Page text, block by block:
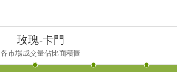
玫瑰-卡門
各市場成交量佔比面積圖